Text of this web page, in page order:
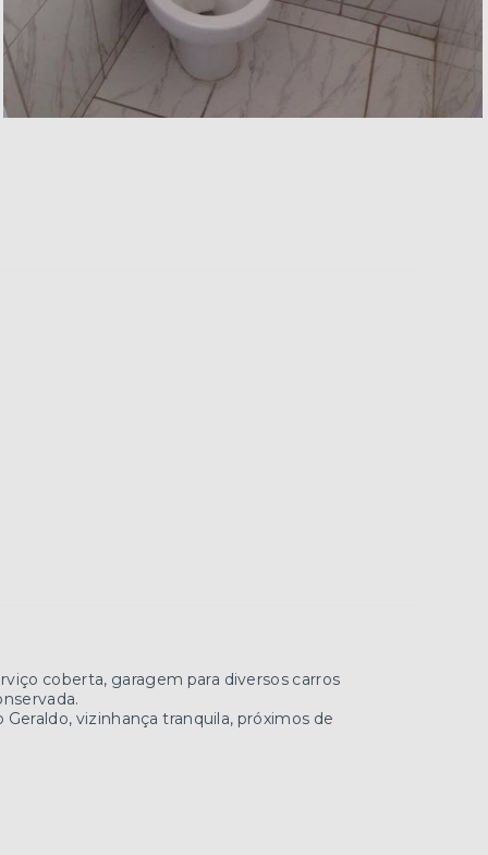
coberta, garagem para diversos carros
vizinhança tranquila, próximos de